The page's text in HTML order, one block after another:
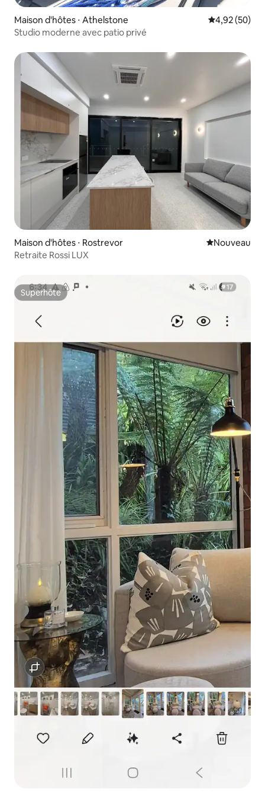
Maison d'hôtes ⋅ Athelstone Évaluation
4,92 (50)
Studio moderne avec patio privé
Maison d'hôtes ⋅ Rostrevor Nouvel
Nouveau
Retraite Rossi LUX
Superhôte
Superhôte